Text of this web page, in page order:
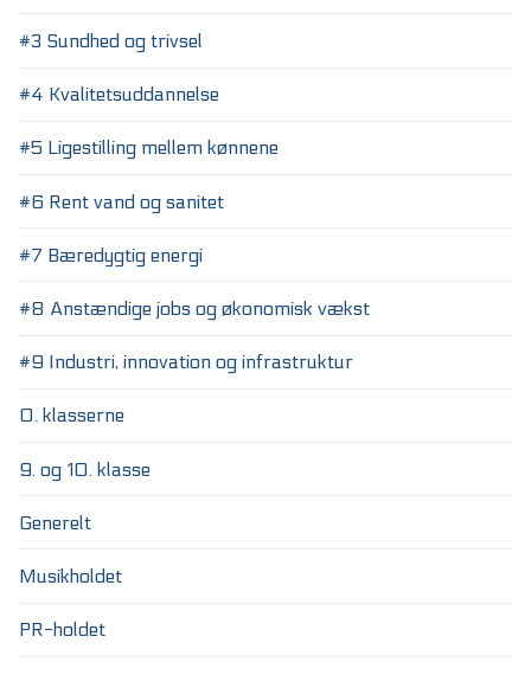
#3 Sundhed og trivsel
#4 Kvalitetsuddannelse
#5 Ligestilling mellem kønnene
#6 Rent vand og sanitet
#7 Bæredygtig energi
#8 Anstændige jobs og økonomisk vækst
#9 Industri, innovation og infrastruktur
0. klasserne
9. og 10. klasse
Generelt
Musikholdet
PR-holdet